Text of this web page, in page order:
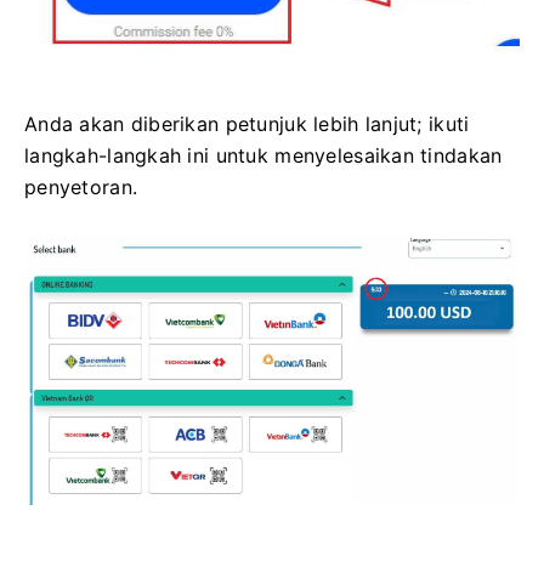
Anda akan diberikan petunjuk lebih lanjut; ikuti
langkah-langkah ini untuk menyelesaikan tindakan
penyetoran.